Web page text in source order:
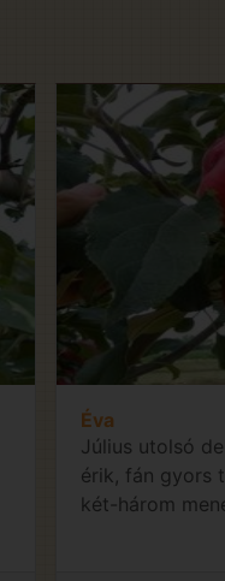
Éva
Július utolsó
érik, fán gyors
két-három